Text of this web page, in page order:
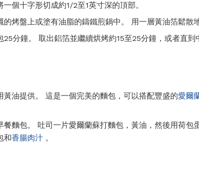
個十字形切成約1/2至1英寸深的頂部。
烤盤上或塗有油脂的鑄鐵煎鍋中。 用一層黃油箔鬆散
25分鐘。 取出鋁箔並繼續烘烤約15至25分鐘，或者直
黃油提供。 這是一個完美的麵包，可以搭配豐盛的愛爾
餐麵包。 吐司一片愛爾蘭蘇打麵包，黃油，然後用荷包
和香腸肉汁 。